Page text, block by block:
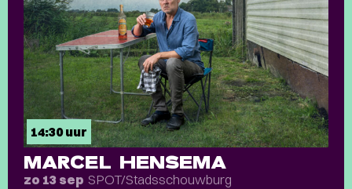
14:30 uur
MARCEL HENSEMA
zo 13 sep SPOT/Stadsschouwburg